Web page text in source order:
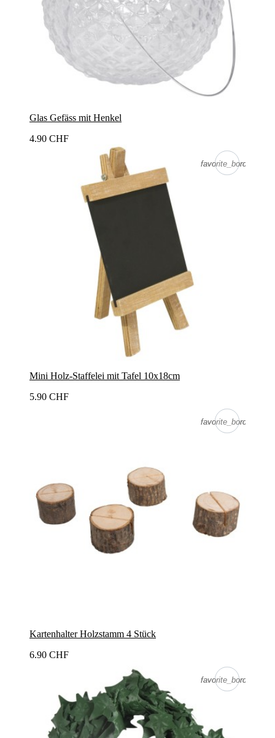
Glas Gefäss mit Henkel
4.90 CHF
favorite_border
favorite_border
Mini Holz-Staffelei mit Tafel 10x18cm
5.90 CHF
favorite_border
favorite_border
Kartenhalter Holzstamm 4 Stück
6.90 CHF
favorite_border
favorite_border